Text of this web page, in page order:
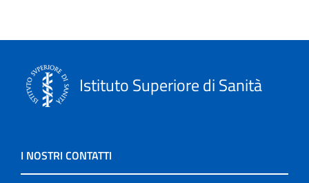
Istituto Superiore di Sanità
I NOSTRI CONTATTI